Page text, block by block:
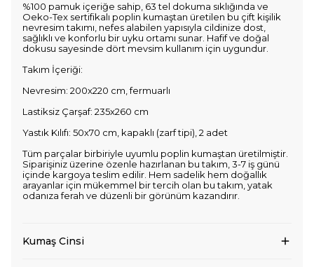
%100 pamuk içeriğe sahip, 63 tel dokuma sıklığında ve
Oeko-Tex sertifikalı poplin kumaştan üretilen bu çift kişilik
nevresim takımı, nefes alabilen yapısıyla cildinize dost,
sağlıklı ve konforlu bir uyku ortamı sunar. Hafif ve doğal
dokusu sayesinde dört mevsim kullanım için uygundur.
Takım İçeriği:
Nevresim: 200x220 cm, fermuarlı
Lastiksiz Çarşaf: 235x260 cm
Yastık Kılıfı: 50x70 cm, kapaklı (zarf tipi), 2 adet
Tüm parçalar birbiriyle uyumlu poplin kumaştan üretilmiştir.
Siparişiniz üzerine özenle hazırlanan bu takım, 3-7 iş günü
içinde kargoya teslim edilir. Hem sadelik hem doğallık
arayanlar için mükemmel bir tercih olan bu takım, yatak
odanıza ferah ve düzenli bir görünüm kazandırır.
Kumaş Cinsi